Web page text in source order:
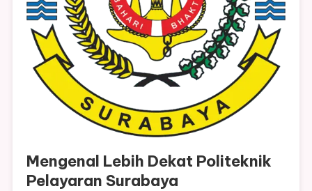
Mengenal Lebih Dekat Politeknik
Pelayaran Surabaya